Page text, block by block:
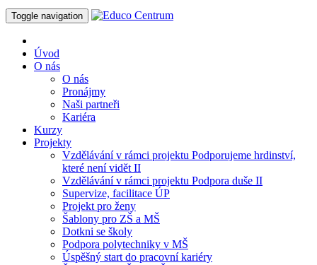
Toggle navigation
Úvod
O nás
O nás
Pronájmy
Naši partneři
Kariéra
Kurzy
Projekty
Vzdělávání v rámci projektu Podporujeme hrdinství,
které není vidět II
Vzdělávání v rámci projektu Podpora duše II
Supervize, facilitace ÚP
Projekt pro ženy
Šablony pro ZŠ a MŠ
Dotkni se školy
Podpora polytechniky v MŠ
Úspěšný start do pracovní kariéry